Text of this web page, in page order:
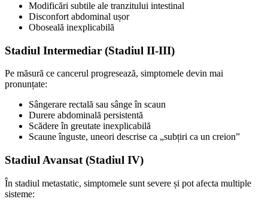
Modificări subtile ale tranzitului intestinal
Disconfort abdominal ușor
Oboseală inexplicabilă
Stadiul Intermediar (Stadiul II-III)
Pe măsură ce cancerul progresează, simptomele devin mai
pronunțate:
Sângerare rectală sau sânge în scaun
Durere abdominală persistentă
Scădere în greutate inexplicabilă
Scaune înguste, uneori descrise ca „subțiri ca un creion”
Stadiul Avansat (Stadiul IV)
În stadiul metastatic, simptomele sunt severe și pot afecta multiple
sisteme: